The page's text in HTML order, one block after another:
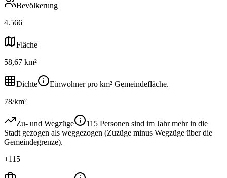
Bevölkerung
4.566
Fläche
58,67 km²
Dichte
Einwohner pro km² Gemeindefläche.
78/km²
Zu- und Wegzüge
115 Personen sind im Jahr mehr in die
Stadt gezogen als weggezogen (Zuzüge minus Wegzüge über die
Gemeindegrenze).
+115